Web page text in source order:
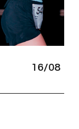
16/08